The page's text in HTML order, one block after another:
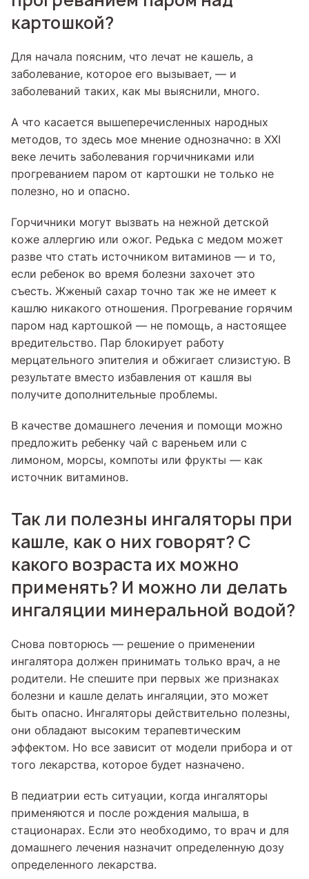
картошкой?
Для начала поясним, что лечат не кашель, а
заболевание, которое его вызывает, — и
заболеваний таких, как мы выяснили, много.
А что касается вышеперечисленных народных
методов, то здесь мое мнение однозначно: в XXI
веке лечить заболевания горчичниками или
прогреванием паром от картошки не только не
полезно, но и опасно.
Горчичники могут вызвать на нежной детской
коже аллергию или ожог. Редька с медом может
разве что стать источником витаминов — и то,
если ребенок во время болезни захочет это
съесть. Жженый сахар точно так же не имеет к
кашлю никакого отношения. Прогревание горячим
паром над картошкой — не помощь, а настоящее
вредительство. Пар блокирует работу
мерцательного эпителия и обжигает слизистую. В
результате вместо избавления от кашля вы
получите дополнительные проблемы.
В качестве домашнего лечения и помощи можно
предложить ребенку чай с вареньем или с
лимоном, морсы, компоты или фрукты — как
источник витаминов.
Так ли полезны ингаляторы при
кашле, как о них говорят? С
какого возраста их можно
применять? И можно ли делать
ингаляции минеральной водой?
Снова повторюсь — решение о применении
ингалятора должен принимать только врач, а не
родители. Не спешите при первых же признаках
болезни и кашле делать ингаляции, это может
быть опасно. Ингаляторы действительно полезны,
они обладают высоким терапевтическим
эффектом. Но все зависит от модели прибора и от
того лекарства, которое будет назначено.
В педиатрии есть ситуации, когда ингаляторы
применяются и после рождения малыша, в
стационарах. Если это необходимо, то врач и для
домашнего лечения назначит определенную дозу
определенного лекарства.